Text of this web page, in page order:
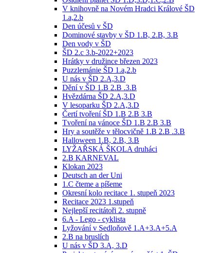
V knihovně na Novém Hradci Králové ŠD
1.a,2.b
Den účesů v ŠD
Dominové stavby v ŠD 1.B, 2.B, 3.B
Den vody v ŠD
ŠD 2.c 3.b-2022+2023
Hrátky v družince březen 2023
Puzzlemánie ŠD 1.a,2.b
U nás v ŠD 2.A,3.D
Dění v ŠD 1.B 2.B .3.B
Hvězdárna ŠD 2.A,3.D
V lesoparku ŠD 2.A,3.D
Čertí tvoření ŠD 1.B 2.B 3.B
Tvoření na vánoce ŠD 1.B 2.B 3.B
Hry a soutěže v tělocvičně 1.B 2.B .3.B
Halloween 1.B, 2.B, 3.B
LYŽAŘSKÁ ŠKOLA druháci
2.B KARNEVAL
Klokan 2023
Deutsch an der Uni
1.C čteme a píšeme
Okresní kolo recitace 1. stupeň 2023
Recitace 2023 1.stupeň
Nejlepší recitátoři 2. stupně
6.A - Lego - cyklista
Lyžování v Sedloňově 1.A+3.A+5.A
2.B na bruslích
U nás v ŠD 3.A, 3.D